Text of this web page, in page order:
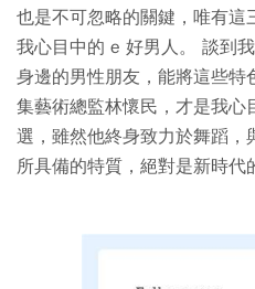
也是不可忽略的關鍵，唯有這
我心目中的 e 好男人。 談到
身邊的男性朋友，能將這些
集藝術總監林懷民，才是我心
選，雖然他終身致力於舞蹈
所具備的特質，絕對是新時代